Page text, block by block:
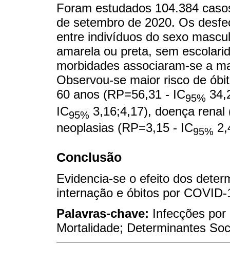
Foram estudados 104.384
de setembro de 2020. Os
entre indivíduos do sexo
amarela ou preta, sem
morbidades associaram-se a
Observou-se maior risco de
60 anos (RP=56,31 - IC95%
IC95% 3,16;4,17), doença renal
neoplasias (RP=3,15 - IC95%
Conclusão
Evidencia-se o efeito dos
internação e óbitos por COVID-
Palavras-chave: Infecções
Mortalidade; Determinantes